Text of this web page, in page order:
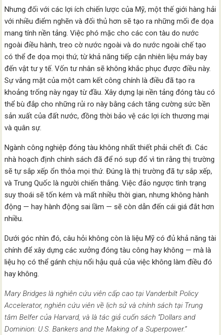
Nhưng đối với các lợi ích chiến lược của Mỹ, một thế giới hàng hải
với nhiều điểm nghẽn và đối thủ hơn sẽ tạo ra những mối đe dọa
mang tính nền tảng. Việc phó mặc cho các con tàu do nước
ngoài điều hành, treo cờ nước ngoài và do nước ngoài chế tạo
có thể đe dọa mọi thứ, từ khả năng tiếp cận nhiên liệu máy bay
đến vật tư y tế. Vốn tư nhân sẽ không khắc phục được điều này.
Sự vắng mặt của một cam kết công chính là điều đã tạo ra
khoảng trống này ngay từ đầu. Xây dựng lại nền tảng đóng tàu có
thể bù đắp cho những rủi ro này bằng cách tăng cường sức bền
sản xuất của đất nước, đồng thời bảo vệ các lợi ích thương mại
và quân sự.
Ngành công nghiệp đóng tàu không nhất thiết phải chết đi. Các
nhà hoạch định chính sách đã để nó sụp đổ vì tin rằng thị trường
sẽ tự sắp xếp ổn thỏa mọi thứ. Đúng là thị trường đã tự sắp xếp,
và Trung Quốc là người chiến thắng. Việc đảo ngược tình trạng
suy thoái sẽ tốn kém và mất nhiều thời gian, nhưng không hành
động — hay hành động sai lầm — sẽ còn dẫn đến cái giá đắt hơn
nhiều.
Dưới góc nhìn đó, câu hỏi không còn là liệu Mỹ có đủ khả năng tài
chính để xây dựng các xưởng đóng tàu công hay không — mà là
liệu họ có thể gánh chịu nổi hậu quả của việc không làm điều đó
hay không.
Mary Bridges là nghiên cứu viên cấp cao tại Vanderbilt Policy
Accelerator, nghiên cứu viên về lịch sử và chính sách tại Trung
tâm Belfer của Harvard, và là tác giả cuốn sách “Dollars and
Dominion: U.S. Bankers and the Making of a Superpower.”